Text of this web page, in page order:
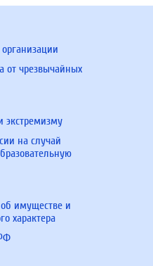
от чрезвычайных
экстремизму
на случай
об имуществе и
характера